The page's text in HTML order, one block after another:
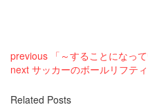
previous 「～することになっ
next サッカーのボールリフテ
Related Posts